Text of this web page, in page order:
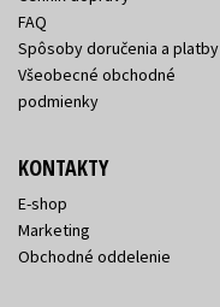
FAQ
Spôsoby doručenia a platby
Všeobecné obchodné
podmienky
KONTAKTY
E-shop
Marketing
Obchodné oddelenie